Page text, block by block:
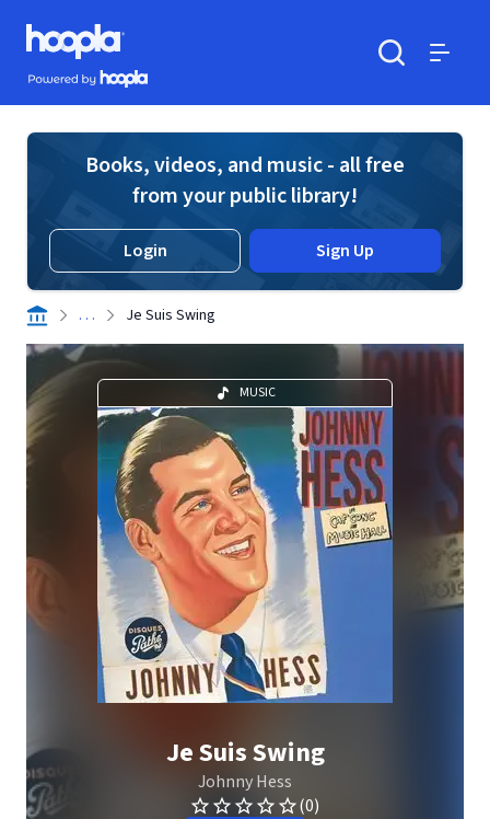
Skip to main content
Hoopla logo
Powered by Hoopla
Books, videos, and music - all free
from your public library!
Login Sign Up
. . . Je Suis Swing
MUSIC
Je Suis Swing
Johnny Hess
(0)